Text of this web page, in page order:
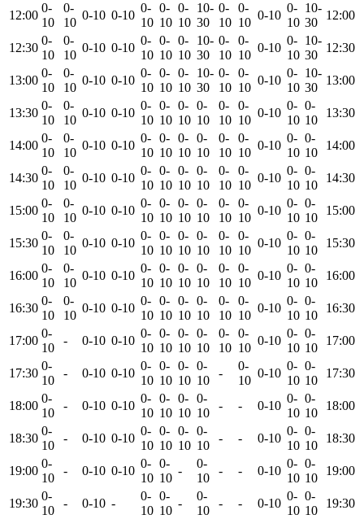
12:00
0-
10
0-
10
0-10 0-10
0-
10
0-
10
0-
10
10-
30
0-
10
0-
10
0-10
0-
10
10-
30
12:00
12:30
0-
10
0-
10
0-10 0-10
0-
10
0-
10
0-
10
10-
30
0-
10
0-
10
0-10
0-
10
10-
30
12:30
13:00
0-
10
0-
10
0-10 0-10
0-
10
0-
10
0-
10
10-
30
0-
10
0-
10
0-10
0-
10
10-
30
13:00
13:30
0-
10
0-
10
0-10 0-10
0-
10
0-
10
0-
10
0-
10
0-
10
0-
10
0-10
0-
10
0-
10
13:30
14:00
0-
10
0-
10
0-10 0-10
0-
10
0-
10
0-
10
0-
10
0-
10
0-
10
0-10
0-
10
0-
10
14:00
14:30
0-
10
0-
10
0-10 0-10
0-
10
0-
10
0-
10
0-
10
0-
10
0-
10
0-10
0-
10
0-
10
14:30
15:00
0-
10
0-
10
0-10 0-10
0-
10
0-
10
0-
10
0-
10
0-
10
0-
10
0-10
0-
10
0-
10
15:00
15:30
0-
10
0-
10
0-10 0-10
0-
10
0-
10
0-
10
0-
10
0-
10
0-
10
0-10
0-
10
0-
10
15:30
16:00
0-
10
0-
10
0-10 0-10
0-
10
0-
10
0-
10
0-
10
0-
10
0-
10
0-10
0-
10
0-
10
16:00
16:30
0-
10
0-
10
0-10 0-10
0-
10
0-
10
0-
10
0-
10
0-
10
0-
10
0-10
0-
10
0-
10
16:30
17:00
0-
10
- 0-10 0-10
0-
10
0-
10
0-
10
0-
10
0-
10
0-
10
0-10
0-
10
0-
10
17:00
17:30
0-
10
- 0-10 0-10
0-
10
0-
10
0-
10
0-
10
-
0-
10
0-10
0-
10
0-
10
17:30
18:00
0-
10
- 0-10 0-10
0-
10
0-
10
0-
10
0-
10
- - 0-10
0-
10
0-
10
18:00
18:30
0-
10
- 0-10 0-10
0-
10
0-
10
0-
10
0-
10
- - 0-10
0-
10
0-
10
18:30
19:00
0-
10
- 0-10 0-10
0-
10
0-
10
-
0-
10
- - 0-10
0-
10
0-
10
19:00
19:30
0-
10
- 0-10 -
0-
10
0-
10
-
0-
10
- - 0-10
0-
10
0-
10
19:30